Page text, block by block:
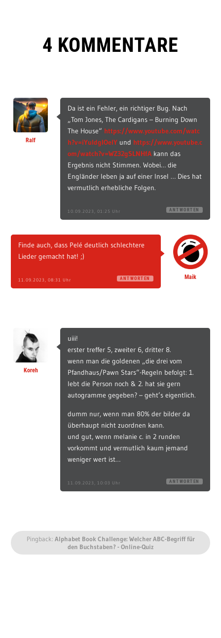
4 KOMMENTARE
Ralf
Da ist ein Fehler, ein richtiger Bug. Nach
„Tom Jones, The Cardigans – Burning Down
The House“ https://www.youtube.com/watc
h?v=iYuldgIOelY und https://www.youtube.c
om/watch?v=WZ32gSLNHfA kann das
Ergebnis nicht Stimmen. Wobei… die
Engländer leben ja auf einer Insel … Dies hat
vermutlich erhebliche Folgen.
10.09.2023, 01:25 Uhr ANTWORTEN
Maik
Finde auch, dass Pelé deutlich schlechtere
Lieder gemacht hat! ;)
11.09.2023, 08:31 Uhr ANTWORTEN
Koreh
uiii!
erster treffer 5, zweiter 6, dritter 8.
wenn man die goldenen „die drei vom
Pfandhaus/Pawn Stars“-Regeln befolgt: 1.
lebt die Person noch & 2. hat sie gern
autogramme gegeben? – geht’s eigentlich.
dumm nur, wenn man 80% der bilder da
überhaupt nicht zuordnen kann.
und gut, wenn melanie c. in 2 runden
vorkommt und vermutlich kaum jemand
weniger wert ist…
11.09.2023, 10:03 Uhr ANTWORTEN
Pingback: Alphabet Book Challenge: Welcher ABC-Begriff für
den Buchstaben? - Online-Quiz